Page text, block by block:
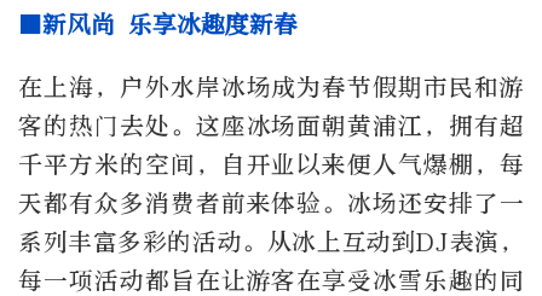
■新风尚 乐享冰趣度新春
在上海，户外水岸冰场成为春节假期市民和游
客的热门去处。这座冰场面朝黄浦江，拥有超
千平方米的空间，自开业以来便人气爆棚，每
天都有众多消费者前来体验。冰场还安排了一
系列丰富多彩的活动。从冰上互动到DJ表演，
每一项活动都旨在让游客在享受冰雪乐趣的同